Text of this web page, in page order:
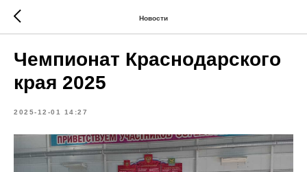
Новости
Чемпионат Краснодарского
края 2025
2025-12-01 14:27